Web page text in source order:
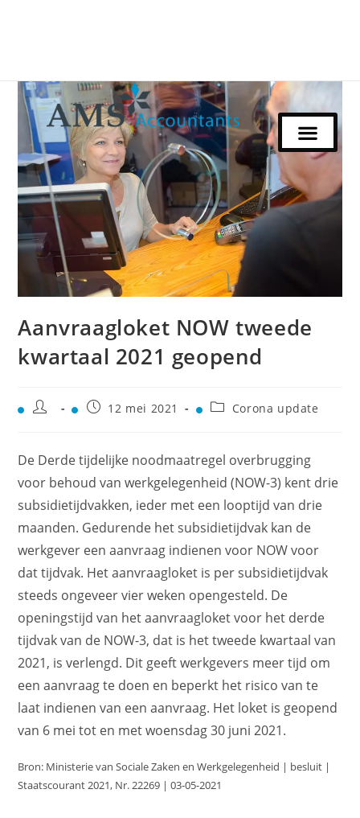
Aanvraagloket NOW tweede
kwartaal 2021 geopend
12 mei 2021 Corona update
De Derde tijdelijke noodmaatregel overbrugging
voor behoud van werkgelegenheid (NOW-3) kent drie
subsidietijdvakken, ieder met een looptijd van drie
maanden. Gedurende het subsidietijdvak kan de
werkgever een aanvraag indienen voor NOW voor
dat tijdvak. Het aanvraagloket is per subsidietijdvak
steeds ongeveer vier weken opengesteld. De
openingstijd van het aanvraagloket voor het derde
tijdvak van de NOW-3, dat is het tweede kwartaal van
2021, is verlengd. Dit geeft werkgevers meer tijd om
een aanvraag te doen en beperkt het risico van te
laat indienen van een aanvraag. Het loket is geopend
van 6 mei tot en met woensdag 30 juni 2021.
Bron: Ministerie van Sociale Zaken en Werkgelegenheid | besluit |
Staatscourant 2021, Nr. 22269 | 03-05-2021